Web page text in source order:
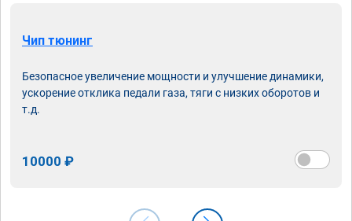
Чип тюнинг
Безопасное увеличение мощности и улучшение динамики,
ускорение отклика педали газа, тяги с низких оборотов и
т.д.
10000 ₽